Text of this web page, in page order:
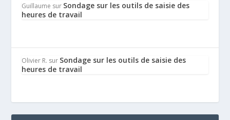
Guillaume sur Sondage sur les outils de saisie des
heures de travail
Olivier R. sur Sondage sur les outils de saisie des
heures de travail